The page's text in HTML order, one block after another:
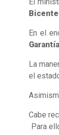
El
En el
La
el
Cabe
Para